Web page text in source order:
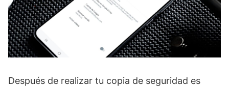
Después de realizar tu copia de seguridad es